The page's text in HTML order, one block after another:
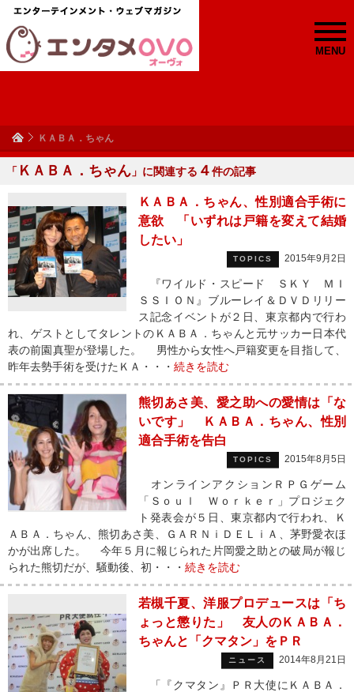
MENU
ＫＡＢＡ．ちゃん
「 ＫＡＢＡ．ちゃん 」に関連する ４件の記事
ＫＡＢＡ．ちゃん、性別適合手術に
意欲 「いずれは戸籍を変えて結婚
したい」
TOPICS 2015年9月2日
『ワイルド・スピード ＳＫＹ ＭＩ
ＳＳＩＯＮ』ブルーレイ＆ＤＶＤリリー
ス記念イベントが２日、東京都内で行わ
れ、ゲストとしてタレントのＫＡＢＡ．ちゃんと元サッカー日本代
表の前園真聖が登場した。 男性から女性へ戸籍変更を目指して、
昨年去勢手術を受けたＫＡ・・・ 続きを読む
熊切あさ美、愛之助への愛情は「な
いです」 ＫＡＢＡ．ちゃん、性別
適合手術を告白
TOPICS 2015年8月5日
オンラインアクションＲＰＧゲーム
「Ｓｏｕｌ Ｗｏｒｋｅｒ」プロジェク
ト発表会が５日、東京都内で行われ、Ｋ
ＡＢＡ．ちゃん、熊切あさ美、ＧＡＲＮｉＤＥＬｉＡ、茅野愛衣ほ
かが出席した。 今年５月に報じられた片岡愛之助との破局が報じ
られた熊切だが、騒動後、初・・・ 続きを読む
若槻千夏、洋服プロデュースは「ち
ょっと懲りた」 友人のＫＡＢＡ．
ちゃんと「クマタン」をＰＲ
ニュース 2014年8月21日
「『クマタン』ＰＲ大使にＫＡＢＡ．